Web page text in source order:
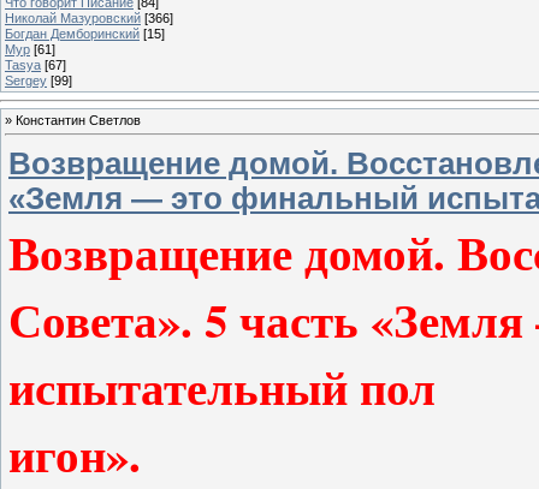
Николай Мазуровский [366]
Богдан Демборинский [15]
Мур [61]
Tasya [67]
Sergey [99]
» Константин Светлов
Возвращение домой.
«Земля — это финальный
Возвращение домой.
Совета». 5 часть
испытательный пол
игон».